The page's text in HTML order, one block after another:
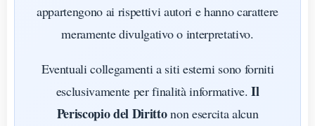
appartengono ai rispettivi autori e hanno carattere
meramente divulgativo o interpretativo.
Eventuali collegamenti a siti esterni sono forniti
esclusivamente per finalità informative.Il
Periscopio del Dirittonon esercita alcun